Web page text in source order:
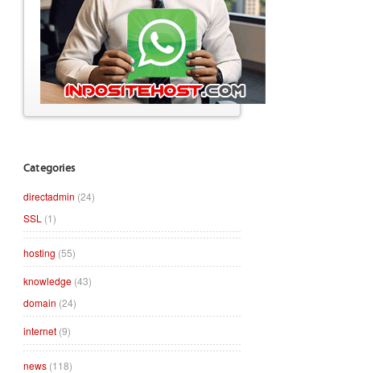
Categories
directadmin (24)
SSL (1)
hosting (55)
knowledge (43)
domain (24)
internet (9)
news (118)